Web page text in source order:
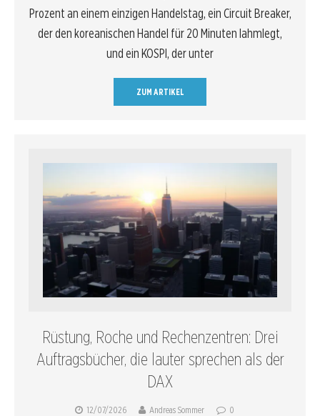
Prozent an einem einzigen Handelstag, ein Circuit Breaker,
der den koreanischen Handel für 20 Minuten lahmlegt,
und ein KOSPI, der unter
ZUM ARTIKEL
Rüstung, Roche und Rechenzentren: Drei
Auftragsbücher, die lauter sprechen als der
DAX
12/07/2026 Andreas Sommer 0